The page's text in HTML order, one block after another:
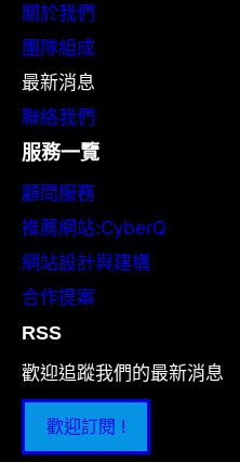
關於我們
團隊組成
最新消息
聯絡我們
服務一覽
顧問服務
推薦網站:CyberQ
網站設計與建構
合作提案
RSS
歡迎追蹤我們的最新消息
歡迎訂閱 !